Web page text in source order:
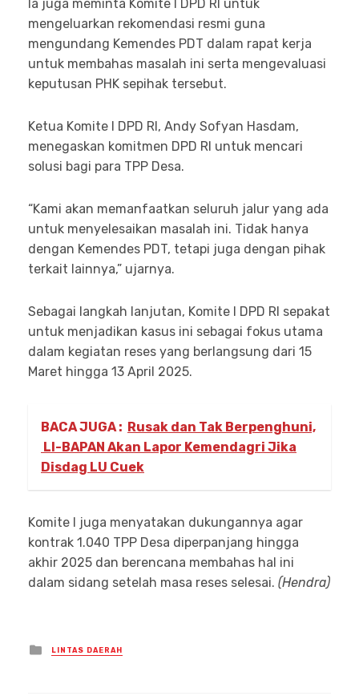
Ia juga meminta Komite I DPD RI untuk
mengeluarkan rekomendasi resmi guna
mengundang Kemendes PDT dalam rapat kerja
untuk membahas masalah ini serta mengevaluasi
keputusan PHK sepihak tersebut.
Ketua Komite I DPD RI, Andy Sofyan Hasdam,
menegaskan komitmen DPD RI untuk mencari
solusi bagi para TPP Desa.
“Kami akan memanfaatkan seluruh jalur yang ada
untuk menyelesaikan masalah ini. Tidak hanya
dengan Kemendes PDT, tetapi juga dengan pihak
terkait lainnya,” ujarnya.
Sebagai langkah lanjutan, Komite I DPD RI sepakat
untuk menjadikan kasus ini sebagai fokus utama
dalam kegiatan reses yang berlangsung dari 15
Maret hingga 13 April 2025.
BACA JUGA : Rusak dan Tak Berpenghuni,
LI-BAPAN Akan Lapor Kemendagri Jika
Disdag LU Cuek
Komite I juga menyatakan dukungannya agar
kontrak 1.040 TPP Desa diperpanjang hingga
akhir 2025 dan berencana membahas hal ini
dalam sidang setelah masa reses selesai. (Hendra)
Posted
in
LINTAS DAERAH